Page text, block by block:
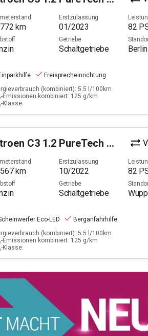
km
Erstzulassung
01/2023 82
Getriebe
Schaltgetriebe
Freisprecheinrichtung
(kombiniert): 5.5 l/100km
Emissionen kombiniert: 125 g/km
Klasse:
C3 1.2 PureTech 82 Feel Pack Stop&Start (EURO 6d)
km
Erstzulassung
10/2022 82
Getriebe
Schaltgetriebe
Eco-LED
Berganfahrhilfe
(kombiniert): 5.5 l/100km
Emissionen kombiniert: 125 g/km
Klasse: